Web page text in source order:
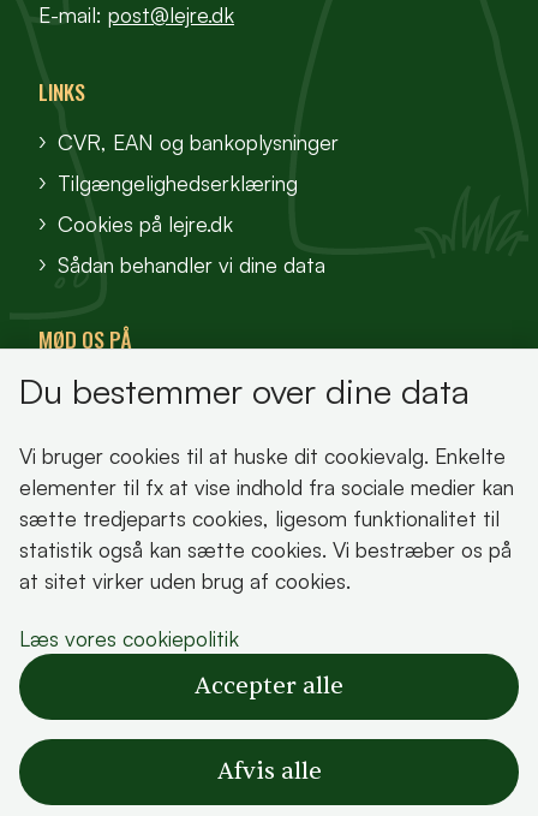
E-mail: post@lejre.dk
LINKS
CVR, EAN og bankoplysninger
Tilgængelighedserklæring
Cookies på lejre.dk
Sådan behandler vi dine data
MØD OS PÅ
VisitFjordlandet
Oplev Lejre
Dette indhold kræver cookies for at blive vist
Læs vores cookiepolitik
Du bestemmer over dine data
Vi bruger cookies til at huske dit cookievalg. Enkelte
elementer til fx at vise indhold fra sociale medier kan
sætte tredjeparts cookies, ligesom funktionalitet til
statistik også kan sætte cookies. Vi bestræber os på
at sitet virker uden brug af cookies.
Læs vores cookiepolitik
Accepter alle
Afvis alle